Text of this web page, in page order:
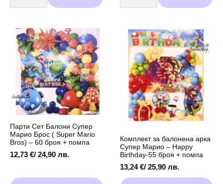
Балон
Брос
Super
Mario
Bros)
Балон
Брос
Super
Mario
Bros)
Парти Сет Балони Супер
Марио Брос ( Super Mario
Bros) – 60 броя + помпа
12,73 €/ 24,90 лв.
Комплект за балонена арка
Супер Марио – Happy
Birthday-55 броя + помпа
13,24€/ 25,90 лв.